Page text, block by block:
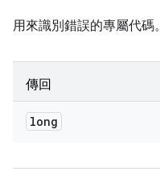
用來識別錯誤的專屬代碼。
傳回
long